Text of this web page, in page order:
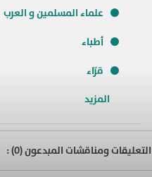
علماء المسلمين و العرب
أطباء
قرّاء
المزيد
ومناقشات المبدعون (0
) :